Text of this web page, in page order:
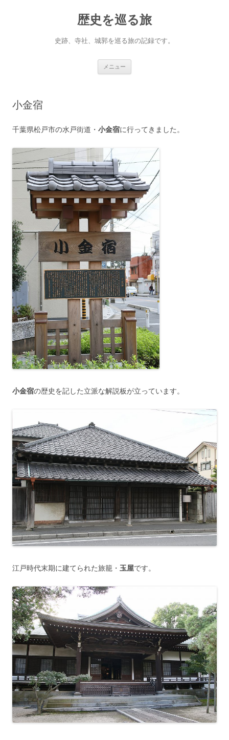
歴史を巡る旅
史跡、寺社、城郭を巡る旅の記録です。
メニュー
小金宿
千葉県松戸市の水戸街道・ 小金宿に行ってきました。
小金宿の歴史を記した立派な解説板が立っています。
江戸時代末期に建てられた旅籠・ 玉屋です。